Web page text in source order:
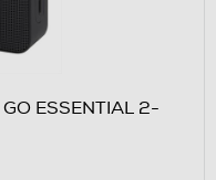
ESSENTIAL 2-